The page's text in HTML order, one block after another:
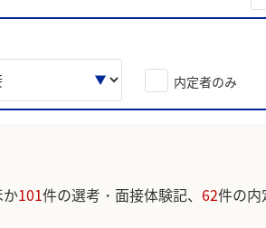
業研究
内定者のみ
101件の選考・面接体験記、 62件の内